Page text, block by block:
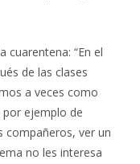
cuarentena: “En el
de las clases
a veces como
ejemplo de
compañeros, ver un
no les interesa